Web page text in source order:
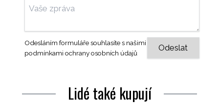
Odesláním formuláře souhlasíte s našimi
podmínkami ochrany osobních údajů
Lidé také kupují